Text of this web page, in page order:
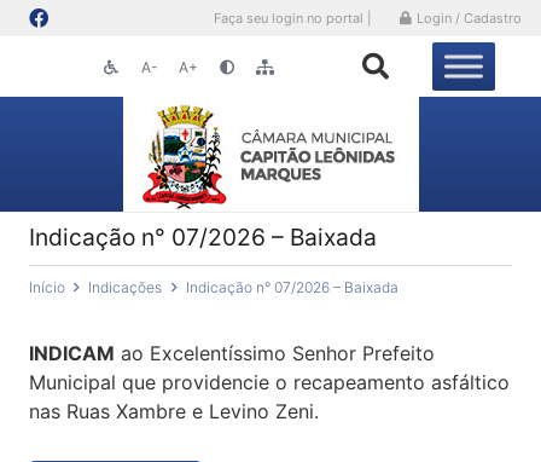
Faça seu login no portal | Login / Cadastro
A- A+
Indicação n° 07/2026 – Baixada
Início Indicações Indicação n° 07/2026 – Baixada
INDICAM ao Excelentíssimo Senhor Prefeito
Municipal que providencie o recapeamento asfáltico
nas Ruas Xambre e Levino Zeni.